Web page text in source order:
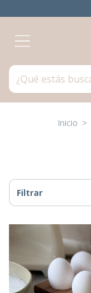
Inicio >
Filtrar